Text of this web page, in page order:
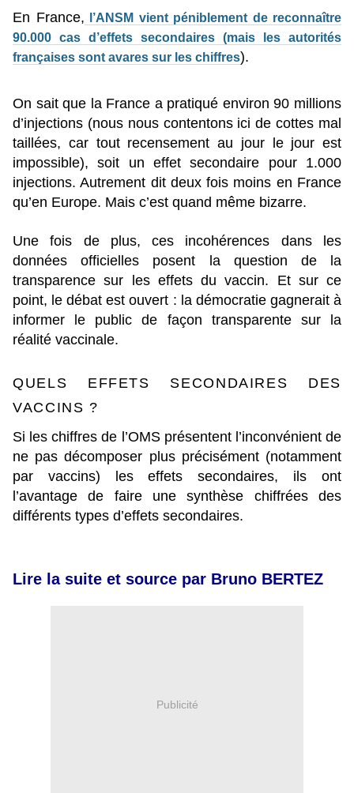
En France, l’ANSM vient péniblement de reconnaître
90.000 cas d’effets secondaires (mais les autorités
françaises sont avares sur les chiffres).
On sait que la France a pratiqué environ 90 millions
d’injections (nous nous contentons ici de cottes mal
taillées, car tout recensement au jour le jour est
impossible), soit un effet secondaire pour 1.000
injections. Autrement dit deux fois moins en France
qu’en Europe. Mais c’est quand même bizarre.
Une fois de plus, ces incohérences dans les
données officielles posent la question de la
transparence sur les effets du vaccin. Et sur ce
point, le débat est ouvert : la démocratie gagnerait à
informer le public de façon transparente sur la
réalité vaccinale.
QUELS EFFETS SECONDAIRES DES
VACCINS ?
Si les chiffres de l’OMS présentent l’inconvénient de
ne pas décomposer plus précisément (notamment
par vaccins) les effets secondaires, ils ont
l’avantage de faire une synthèse chiffrées des
différents types d’effets secondaires.
Lire la suite et source par Bruno BERTEZ
Publicité